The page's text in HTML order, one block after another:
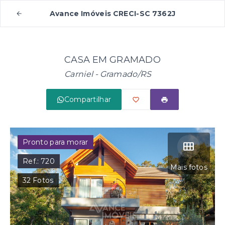
Avance Imóveis CRECI-SC 7362J
CASA EM GRAMADO
Carniel - Gramado/RS
Compartilhar
Mais fotos
Pronto para morar
Ref.: 720
32Fotos